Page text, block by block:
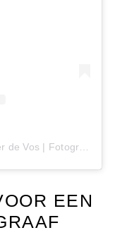
Een bericht gedeeld door Jennifer de Vos | Fotograaf (@jenniferdevosfotografie)
EEN